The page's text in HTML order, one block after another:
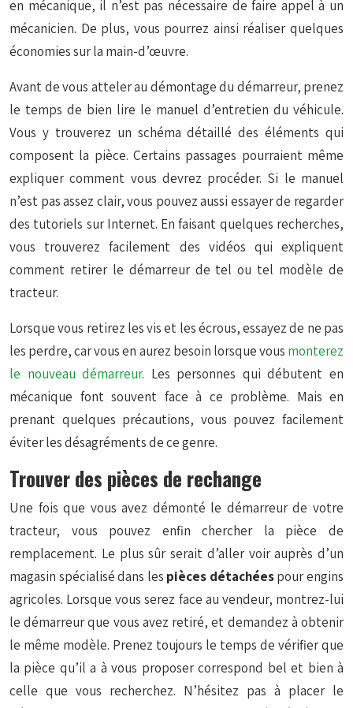
en mécanique, il n’est pas nécessaire de faire appel à un
mécanicien. De plus, vous pourrez ainsi réaliser quelques
économies sur la main-d’œuvre.
Avant de vous atteler au démontage du démarreur, prenez
le temps de bien lire le manuel d’entretien du véhicule.
Vous y trouverez un schéma détaillé des éléments qui
composent la pièce. Certains passages pourraient même
expliquer comment vous devrez procéder. Si le manuel
n’est pas assez clair, vous pouvez aussi essayer de regarder
des tutoriels sur Internet. En faisant quelques recherches,
vous trouverez facilement des vidéos qui expliquent
comment retirer le démarreur de tel ou tel modèle de
tracteur.
Lorsque vous retirez les vis et les écrous, essayez de ne pas
les perdre, car vous en aurez besoin lorsque vous monterez
le nouveau démarreur. Les personnes qui débutent en
mécanique font souvent face à ce problème. Mais en
prenant quelques précautions, vous pouvez facilement
éviter les désagréments de ce genre.
Trouver des pièces de rechange
Une fois que vous avez démonté le démarreur de votre
tracteur, vous pouvez enfin chercher la pièce de
remplacement. Le plus sûr serait d’aller voir auprès d’un
magasin spécialisé dans les pièces détachéespour engins
agricoles. Lorsque vous serez face au vendeur, montrez-lui
le démarreur que vous avez retiré, et demandez à obtenir
le même modèle. Prenez toujours le temps de vérifier que
la pièce qu’il a à vous proposer correspond bel et bien à
celle que vous recherchez. N’hésitez pas à placer le